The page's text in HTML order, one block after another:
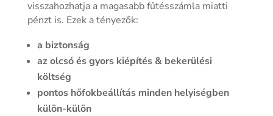
visszahozhatja a magasabb fűtésszámla miatti
pénzt is. Ezek a tényezők:
a biztonság
az olcsó és gyors kiépítés & bekerülési
költség
pontos hőfokbeállítás minden helyiségben
külön-külön